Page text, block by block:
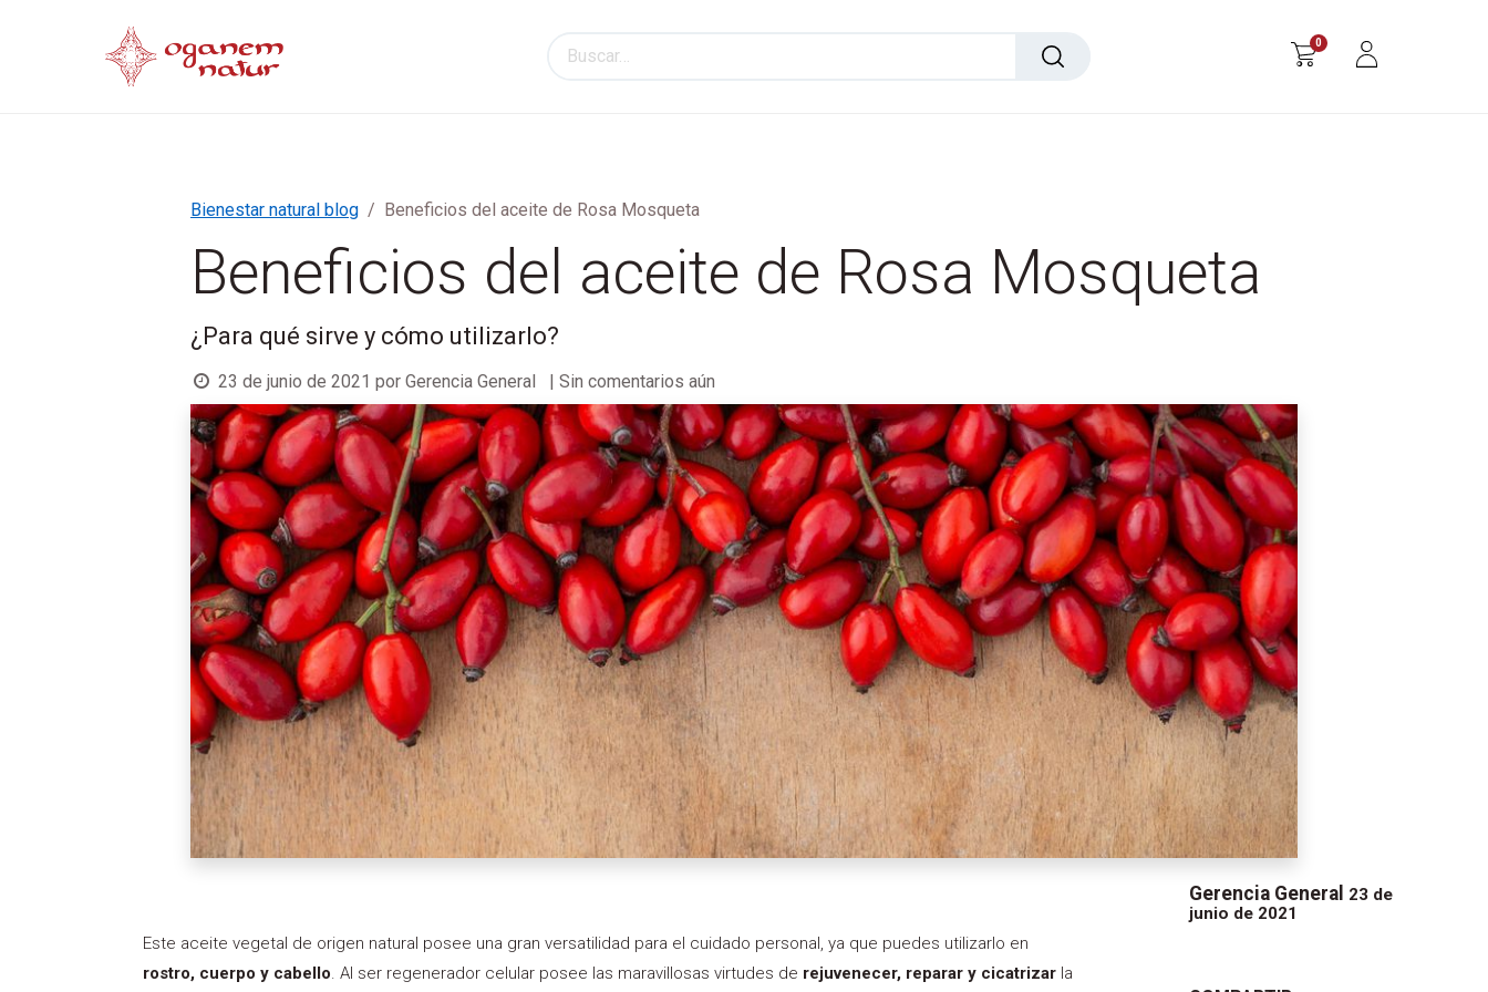
0
Bienestar natural blog Beneficios del aceite de Rosa Mosqueta
Beneficios del aceite de Rosa Mosqueta
¿Para qué sirve y cómo utilizarlo?
23 de junio de 2021 por Gerencia General | Sin comentarios aún
Este aceite vegetal de origen natural posee una gran versatilidad para el cuidado personal, ya que puedes utilizarlo en
rostro, cuerpo y cabello . Al ser regenerador celular posee las maravillosas virtudes de rejuvenecer, reparar y cicatrizar la
Gerencia General 23 de
junio de 2021